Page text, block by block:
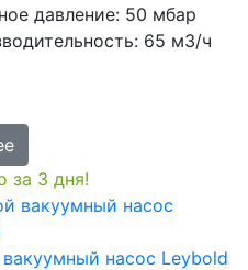
давление: 50 мбар
65 м3/ч
за 3 дня!
насос Leybold